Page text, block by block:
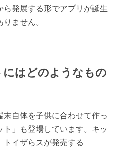
ら発展する形でアプリが誕生
ません。
はどのようなもの
末自体を子供に合わせて作っ
ト」も登場しています。キッ
トイザらスが発売する